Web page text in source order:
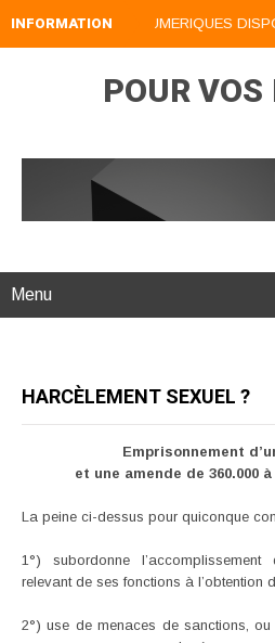
INFORMATION
NOS LIVRES NUMERIQUES
POUR VOS
Menu
HARCÈLEMENT SEXUEL ?
Emprisonnement
et une amende de 360.000
La peine ci-dessus pour quiconque
1°) subordonne
relevant de ses fonctions à l’obtention
2°) use de menaces de sanctions,